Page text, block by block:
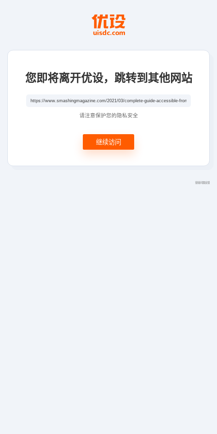
您即将离开优设，跳转到其他网站
请注意保护您的隐私安全
继续访问
链接问题反馈